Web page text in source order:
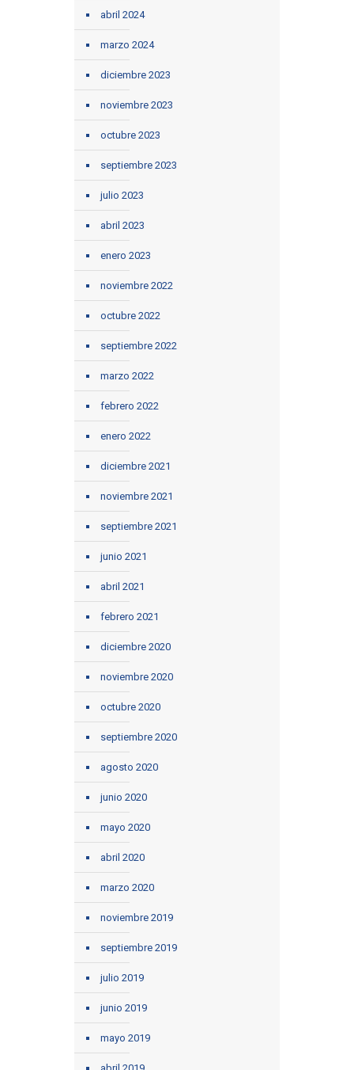
abril 2024
marzo 2024
diciembre 2023
noviembre 2023
octubre 2023
septiembre 2023
julio 2023
abril 2023
enero 2023
noviembre 2022
octubre 2022
septiembre 2022
marzo 2022
febrero 2022
enero 2022
diciembre 2021
noviembre 2021
septiembre 2021
junio 2021
abril 2021
febrero 2021
diciembre 2020
noviembre 2020
octubre 2020
septiembre 2020
agosto 2020
junio 2020
mayo 2020
abril 2020
marzo 2020
noviembre 2019
septiembre 2019
julio 2019
junio 2019
mayo 2019